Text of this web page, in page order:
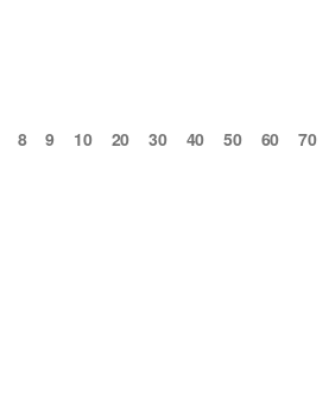
8 9 10 20 30 40 50 60 70